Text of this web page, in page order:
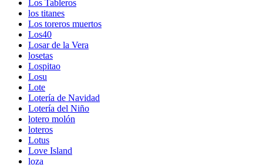
Los Tableros
los titanes
Los toreros muertos
Los40
Losar de la Vera
losetas
Lospitao
Losu
Lote
Lotería de Navidad
Lotería del Niño
lotero molón
loteros
Lotus
Love Island
loza